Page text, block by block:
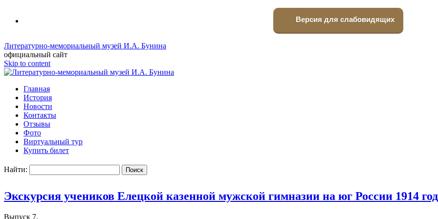
Версия для слабовидящих
Литературно-мемориальный музей И.А. Бунина
официальный сайт
Skip to content
Главная
История
Новости
Контакты
Отзывы
Фото
Виртуальный тур
Купить билет
Найти:
Экскурсия учеников Елецкой казенной мужской гимназии на юг России 1914
Выпуск 7.